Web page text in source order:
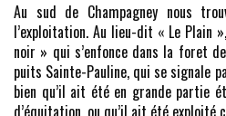
Au sud de Champagney nous
l’exploitation. Au lieu-dit « Le Plain
noir » qui s’enfonce dans la foret
puits Sainte-Pauline, qui se signale
bien qu’il ait été en grande partie
d’équitation, ou qu’il ait été exploité